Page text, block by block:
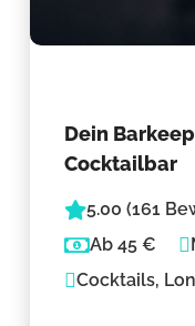
Dein
Cocktailbar
5.00 (161
Ab 45 €
Cocktails,